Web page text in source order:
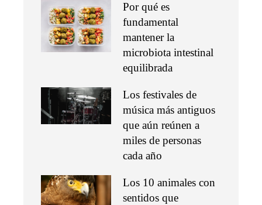
Por qué es
fundamental
mantener la
microbiota intestinal
equilibrada
Los festivales de
música más antiguos
que aún reúnen a
miles de personas
cada año
Los 10 animales con
sentidos que